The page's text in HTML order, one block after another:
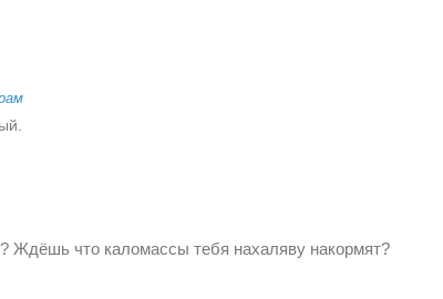
Ждёшь что каломассы тебя нахаляву накормят?